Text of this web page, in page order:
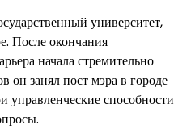
университет,
После окончания
начала стремительно
он занял пост мэра в городе
управленческие способности